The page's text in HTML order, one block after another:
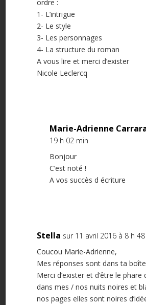
ordre :
1- L’intrigue
2- Le style
3- Les personnages
4- La structure du roman
A vous lire et merci d’exister
Nicole Leclercq
Marie-Adrienne
19 h 02 min
Bonjour
C’est noté !
A vos succès d écriture
Stella sur 11 avril 2016 à 8 h
Coucou Marie-Adrienne,
Mes réponses sont dans ta
Merci d’exister et d’être le
dans mes / nos nuits noires et
nos pages elles sont noires